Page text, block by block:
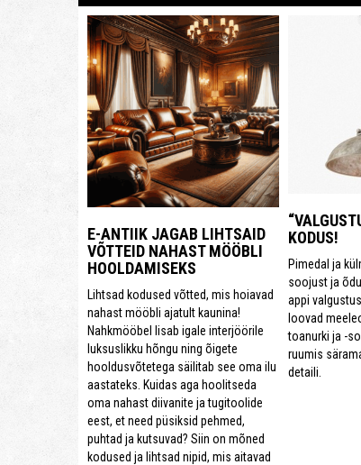
E-ANTIIK JAGAB LIHTSAID
VÕTTEID NAHAST MÖÖBLI
HOOLDAMISEKS
Lihtsad kodused võtted, mis hoiavad
nahast mööbli ajatult kaunina!
Nahkmööbel lisab igale interjöörile
luksuslikku hõngu ning õigete
hooldusvõtetega säilitab see oma ilu
aastateks. Kuidas aga hoolitseda
oma nahast diivanite ja tugitoolide
eest, et need püsiksid pehmed,
puhtad ja kutsuvad? Siin on mõned
kodused ja lihtsad nipid, mis aitavad
KODUS!
Pimedal ja
soojust ja
appi
loovad
toanurki ja -
ruumis
detaili.